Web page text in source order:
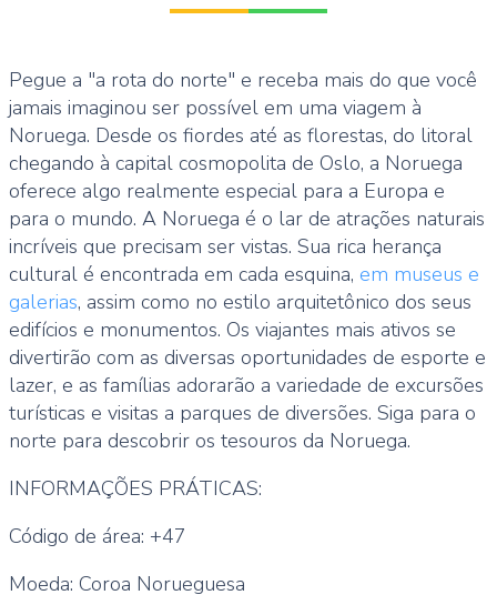
Pegue a "a rota do norte" e receba mais do que você
jamais imaginou ser possível em uma viagem à
Noruega. Desde os fiordes até as florestas, do litoral
chegando à capital cosmopolita de Oslo, a Noruega
oferece algo realmente especial para a Europa e
para o mundo. A Noruega é o lar de atrações naturais
incríveis que precisam ser vistas. Sua rica herança
cultural é encontrada em cada esquina, em museus e
galerias, assim como no estilo arquitetônico dos seus
edifícios e monumentos. Os viajantes mais ativos se
divertirão com as diversas oportunidades de esporte e
lazer, e as famílias adorarão a variedade de excursões
turísticas e visitas a parques de diversões. Siga para o
norte para descobrir os tesouros da Noruega.
INFORMAÇÕES PRÁTICAS:
Código de área: +47
Moeda: Coroa Norueguesa